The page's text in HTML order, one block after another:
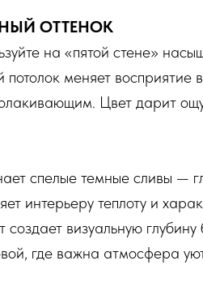
ОТТЕНОК
на «пятой стене»
потолок меняет
Цвет дарит
спелые темные сливы —
интерьеру теплоту и
визуальную глубину
где важна атмосфера